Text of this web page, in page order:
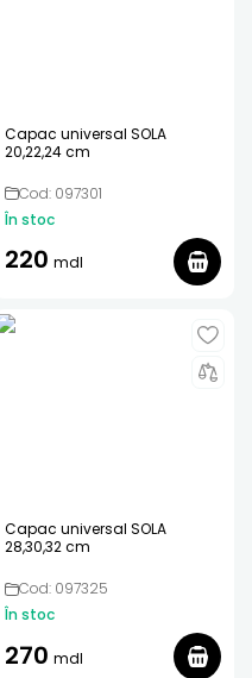
Capac universal SOLA
20,22,24 cm
Cod: 097301
În stoc
220 mdl
Capac universal SOLA
28,30,32 cm
Cod: 097325
În stoc
270 mdl